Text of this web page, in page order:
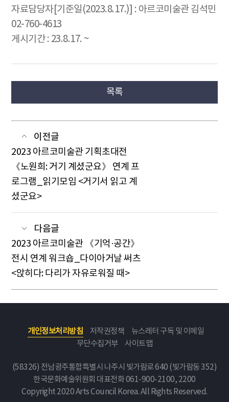
자료담당자[기준일(2023.8.17.)] : 아르코미술관 김석민
02-760-4613
게시기간 : 23.8.17. ~
목록
이전글
2023 아르코미술관 기획초대전
《노원희: 거기 계셨군요》 연계 프
로그램_읽기모임 <거기서 읽고 계
셨군요>
다음글
2023 아르코미술관 《기억·공간》
전시 연계 워크숍_다이아거날 써츠
<앉히다: 다리가 자유로워질 때>
개인정보처리방침 저작권정책
뉴스레터 구독 및 이메일
무단수집거부
사이트맵
(58326) 전남광주통합특별시 나주시 빛가람로 640 (빛가람동 352)
한국문화예술위원회 대표전화 061-900-2100, 2200
Copyright 2020 Arts Council Korea. All Rights Reserved.